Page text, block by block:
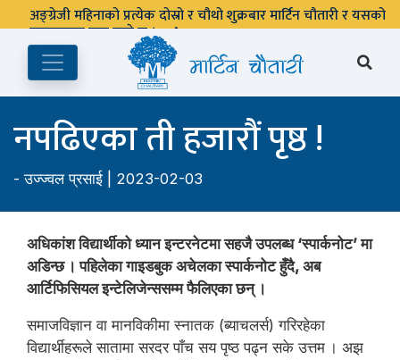
पुस्तकालय बन्द रहने छ ।
नपढिएका ती हजारौं पृष्ठ !
-उज्ज्वल प्रसाई | 2023-02-03
अधिकांश विद्यार्थीको ध्यान इन्टरनेटमा सहजै उपलब्ध ‘स्पार्कनोट’ मा
अडिन्छ । पहिलेका गाइडबुक अचेलका स्पार्कनोट हुँदै, अब
आर्टिफिसियल इन्टेलिजेन्ससम्म फैलिएका छन् ।
समाजविज्ञान वा मानविकीमा स्नातक (ब्याचलर्स) गरिरहेका
विद्यार्थीहरूले सातामा सरदर पाँच सय पृष्ठ पढ्न सके उत्तम । अझ